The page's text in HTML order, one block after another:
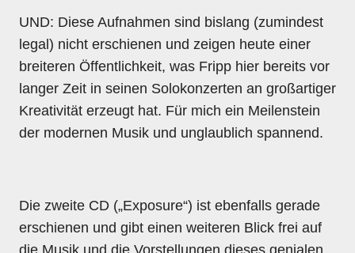
UND: Diese Aufnahmen sind bislang (zumindest
legal) nicht erschienen und zeigen heute einer
breiteren Öffentlichkeit, was Fripp hier bereits vor
langer Zeit in seinen Solokonzerten an großartiger
Kreativität erzeugt hat. Für mich ein Meilenstein
der modernen Musik und unglaublich spannend.
Die zweite CD („Exposure“) ist ebenfalls gerade
erschienen und gibt einen weiteren Blick frei auf
die Musik und die Vorstellungen dieses genialen